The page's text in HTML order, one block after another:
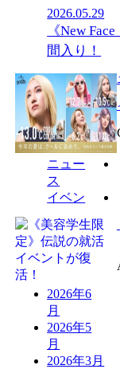
2026.05.29
《New
間入り！
ニュー
ス
イベン
2026年6
月
2026年5
月
2026年3月